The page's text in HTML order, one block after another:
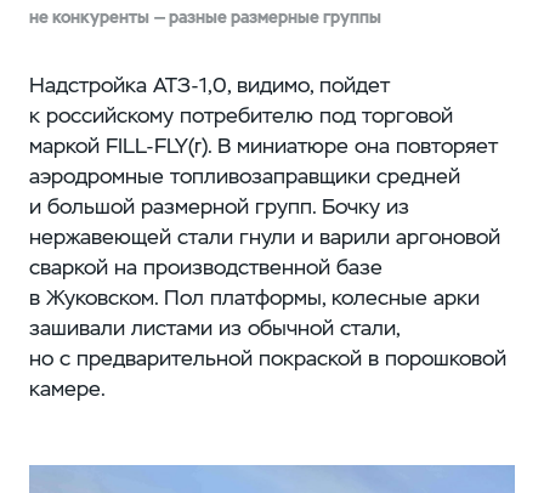
не конкуренты — разные размерные группы
Надстройка АТЗ-1,0, видимо, пойдет
к российскому потребителю под торговой
маркой FILL-FLY(r). В миниатюре она повторяет
аэродромные топливозаправщики средней
и большой размерной групп. Бочку из
нержавеющей стали гнули и варили аргоновой
сваркой на производственной базе
в Жуковском. Пол платформы, колесные арки
зашивали листами из обычной стали,
но с предварительной покраской в порошковой
камере.